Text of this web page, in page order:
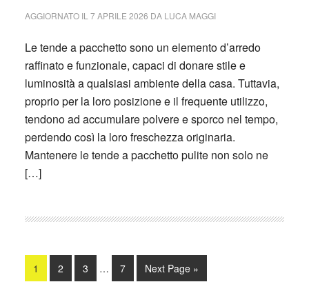
AGGIORNATO IL 7 APRILE 2026 DA LUCA MAGGI
Le tende a pacchetto sono un elemento d’arredo
raffinato e funzionale, capaci di donare stile e
luminosità a qualsiasi ambiente della casa. Tuttavia,
proprio per la loro posizione e il frequente utilizzo,
tendono ad accumulare polvere e sporco nel tempo,
perdendo così la loro freschezza originaria.
Mantenere le tende a pacchetto pulite non solo ne
[…]
Page
1 Page
2 Page
3
Interim
… Page
7
Go
to
Next Page »